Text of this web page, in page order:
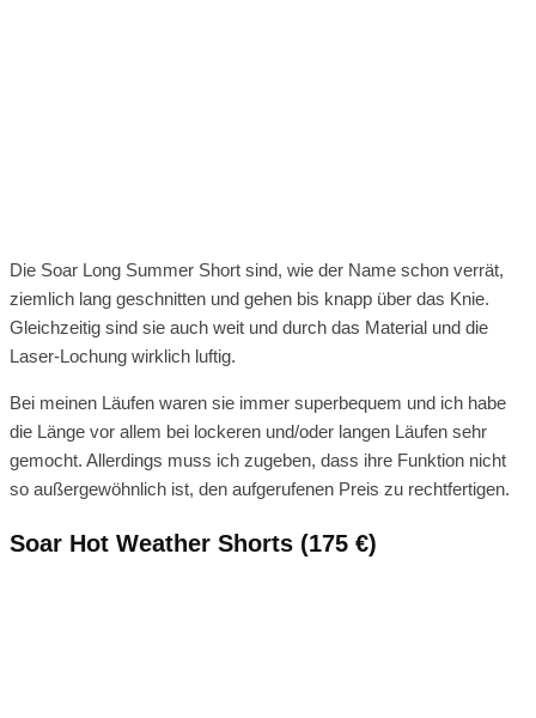
Die Soar Long Summer Short sind, wie der Name schon verrät,
ziemlich lang geschnitten und gehen bis knapp über das Knie.
Gleichzeitig sind sie auch weit und durch das Material und die
Laser-Lochung wirklich luftig.
Bei meinen Läufen waren sie immer superbequem und ich habe
die Länge vor allem bei lockeren und/oder langen Läufen sehr
gemocht. Allerdings muss ich zugeben, dass ihre Funktion nicht
so außergewöhnlich ist, den aufgerufenen Preis zu rechtfertigen.
Soar Hot Weather Shorts (175 €)